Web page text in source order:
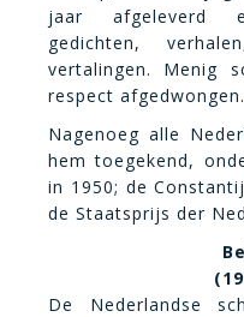
jaar afgeleverd
gedichten,
vertalingen. Menig
respect afgedwongen.
Nagenoeg alle
hem toegekend,
in 1950; de
de Staatsprijs der
De Nederlandse